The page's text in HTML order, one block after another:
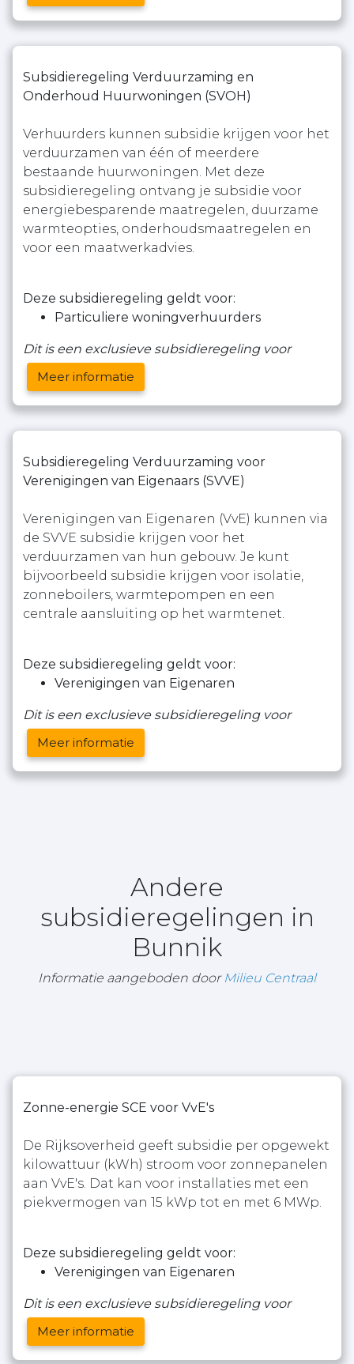
Subsidieregeling Verduurzaming en
Onderhoud Huurwoningen (SVOH)
Verhuurders kunnen subsidie krijgen voor het
verduurzamen van één of meerdere
bestaande huurwoningen. Met deze
subsidieregeling ontvang je subsidie voor
energiebesparende maatregelen, duurzame
warmteopties, onderhoudsmaatregelen en
voor een maatwerkadvies.
Deze subsidieregeling geldt voor:
Particuliere woningverhuurders
Dit is een exclusieve subsidieregeling voor
Meer informatie
Subsidieregeling Verduurzaming voor
Verenigingen van Eigenaars (SVVE)
Verenigingen van Eigenaren (VvE) kunnen via
de SVVE subsidie krijgen voor het
verduurzamen van hun gebouw. Je kunt
bijvoorbeeld subsidie krijgen voor isolatie,
zonneboilers, warmtepompen en een
centrale aansluiting op het warmtenet.
Deze subsidieregeling geldt voor:
Verenigingen van Eigenaren
Dit is een exclusieve subsidieregeling voor
Meer informatie
Andere
subsidieregelingen in
Bunnik
Informatie aangeboden door Milieu Centraal
Zonne-energie SCE voor VvE's
De Rijksoverheid geeft subsidie per opgewekt
kilowattuur (kWh) stroom voor zonnepanelen
aan VvE's. Dat kan voor installaties met een
piekvermogen van 15 kWp tot en met 6 MWp.
Deze subsidieregeling geldt voor:
Verenigingen van Eigenaren
Dit is een exclusieve subsidieregeling voor
Meer informatie